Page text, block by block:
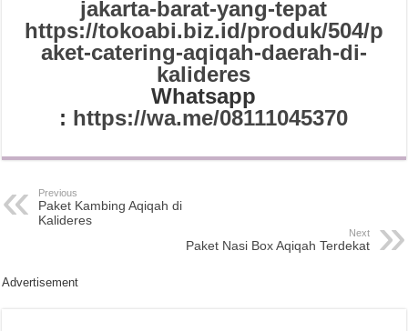
jakarta-barat-yang-tepat
https://tokoabi.biz.id/produk/504/p
aket-catering-aqiqah-daerah-di-
kalideres
Whatsapp
: https://wa.me/08111045370
Previous
Paket Kambing Aqiqah di
Kalideres
Next
Paket Nasi Box Aqiqah Terdekat
Advertisement